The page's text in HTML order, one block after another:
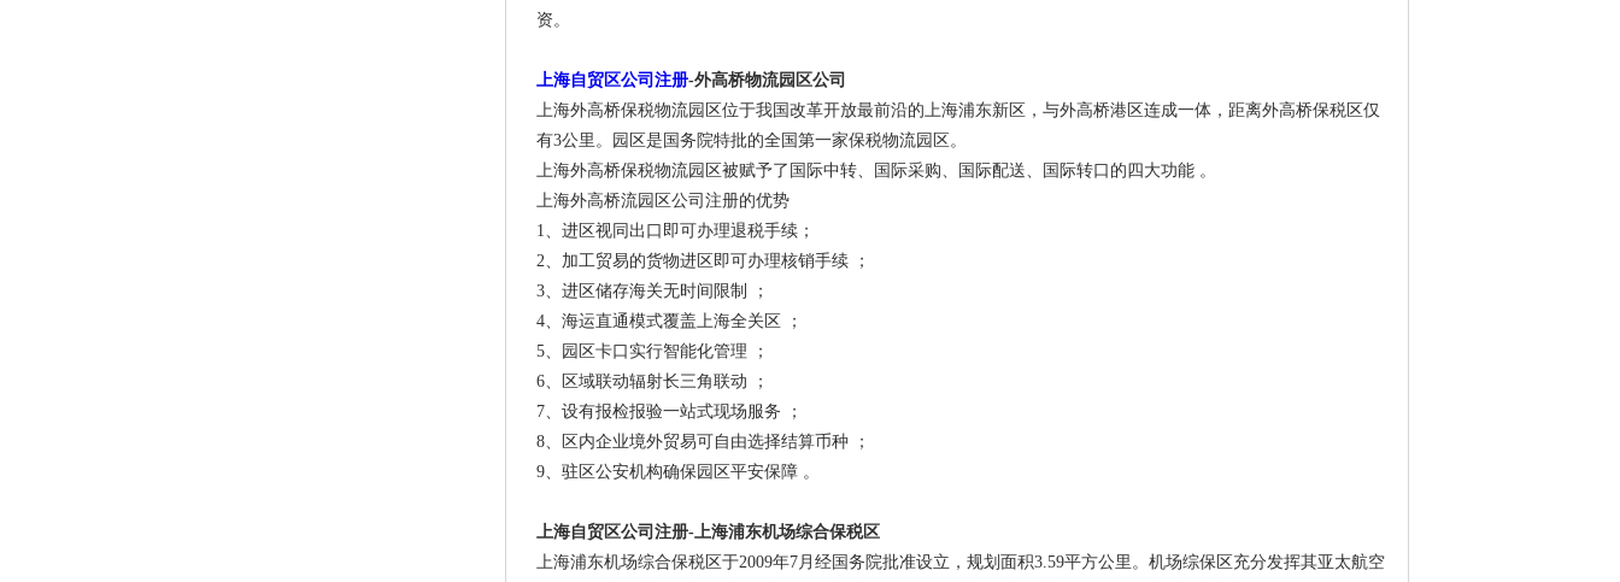
资。
上海自贸区公司注册-外高桥物流园区公司
上海外高桥保税物流园区位于我国改革开放最前沿的上海浦东新区，与外高桥港区连成一体，距离外高桥保税区仅
有3公里。园区是国务院特批的全国第一家保税物流园区。
上海外高桥保税物流园区被赋予了国际中转、国际采购、国际配送、国际转口的四大功能 。
上海外高桥流园区公司注册的优势
1、进区视同出口即可办理退税手续；
2、加工贸易的货物进区即可办理核销手续 ；
3、进区储存海关无时间限制 ；
4、海运直通模式覆盖上海全关区 ；
5、园区卡口实行智能化管理 ；
6、区域联动辐射长三角联动 ；
7、设有报检报验一站式现场服务 ；
8、区内企业境外贸易可自由选择结算币种 ；
9、驻区公安机构确保园区平安保障 。
上海自贸区公司注册-上海浦东机场综合保税区
上海浦东机场综合保税区于2009年7月经国务院批准设立，规划面积3.59平方公里。机场综保区充分发挥其亚太航空